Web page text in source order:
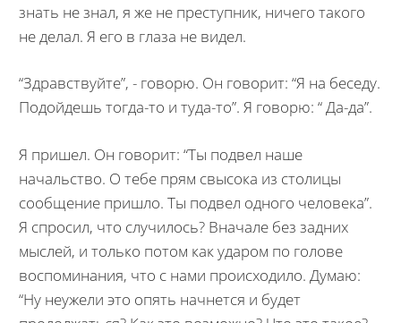
знать не знал, я же не преступник, ничего такого
не делал. Я его в глаза не видел.
“Здравствуйте”, - говорю. Он говорит: “Я на беседу.
Подойдешь тогда-то и туда-то”. Я говорю: “ Да-да”.
Я пришел. Он говорит: “Ты подвел наше
начальство. О тебе прям свысока из столицы
сообщение пришло. Ты подвел одного человека”.
Я спросил, что случилось? Вначале без задних
мыслей, и только потом как ударом по голове
воспоминания, что с нами происходило. Думаю:
“Ну неужели это опять начнется и будет